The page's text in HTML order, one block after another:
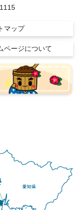
マップ
ページについて